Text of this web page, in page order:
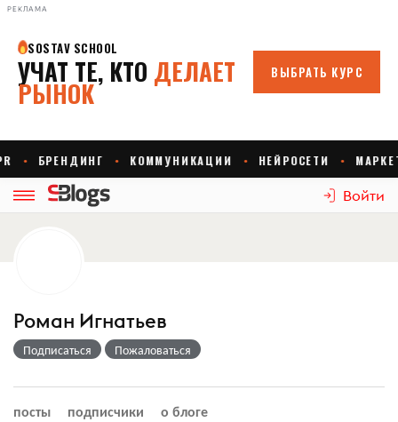
РЕКЛАМА
Войти
Роман Игнатьев
Подписаться Пожаловаться
посты подписчики о блоге